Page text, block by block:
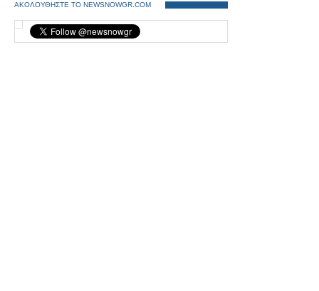
ΑΚΟΛΟΥΘΗΣΤΕ ΤΟ NEWSNOWGR.COM